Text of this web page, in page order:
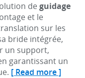
de guidage
et le
sur les
bride intégrée,
un support,
garantissant un
[ Read more ]